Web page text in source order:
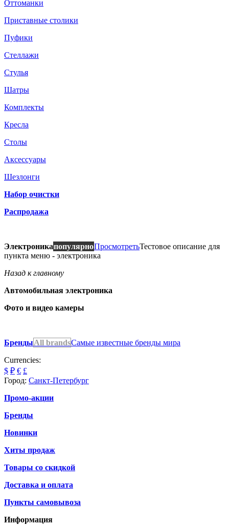
Оттоманки
Приставные столики
Пуфики
Стеллажи
Стулья
Шатры
Комплекты
Кресла
Столы
Аксессуары
Шезлонги
Набор очистки
Распродажа
ЭлектроникапопулярноПросмотретьТестовое описание для
пункта меню - электроника
Назад к главному
Автомобильная электроника
Фото и видео камеры
БрендыAll brandsСамые известные бренды мира
Currencies:
$ ₽ € £
Город: Санкт-Петербург
Промо-акции
Бренды
Новинки
Хиты продаж
Товары со скидкой
Доставка и оплата
Пункты самовывоза
Информация